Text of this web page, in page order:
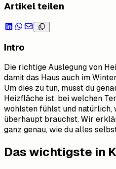
Artikel teilen
Intro
Die richtige Auslegung von
damit das Haus auch im
Um dies zu tun, musst du
Heizfläche ist, bei welchen
wohlsten fühlst und natürlich,
überhaupt brauchst. Wir
ganz genau, wie du alles
Das wichtigste in